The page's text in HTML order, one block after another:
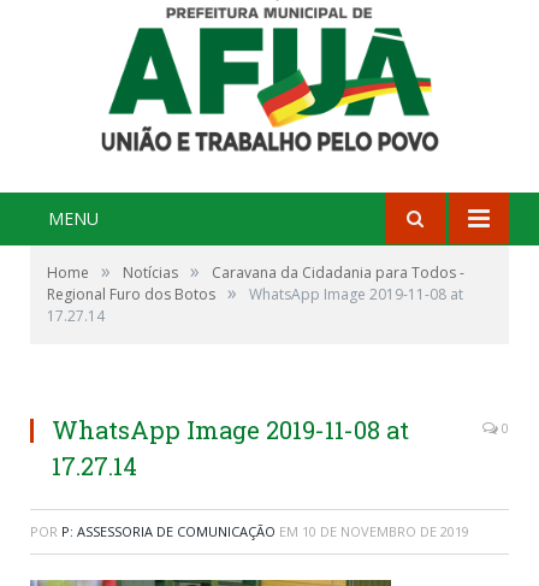
MENU
Home » Notícias »
Caravana da Cidadania para Todos -
Regional Furo dos Botos »
WhatsApp Image 2019-11-08 at
17.27.14
WhatsApp Image 2019-11-08 at
17.27.14
0
POR P: ASSESSORIA DE COMUNICAÇÃO EM 10 DE NOVEMBRO DE 2019